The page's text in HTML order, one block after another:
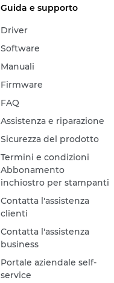
Guida e supporto
Driver
Software
Manuali
Firmware
FAQ
Assistenza e riparazione
Sicurezza del prodotto
Termini e condizioni
Abbonamento
inchiostro per stampanti
Contatta l'assistenza
clienti
Contatta l'assistenza
business
Portale aziendale self-
service